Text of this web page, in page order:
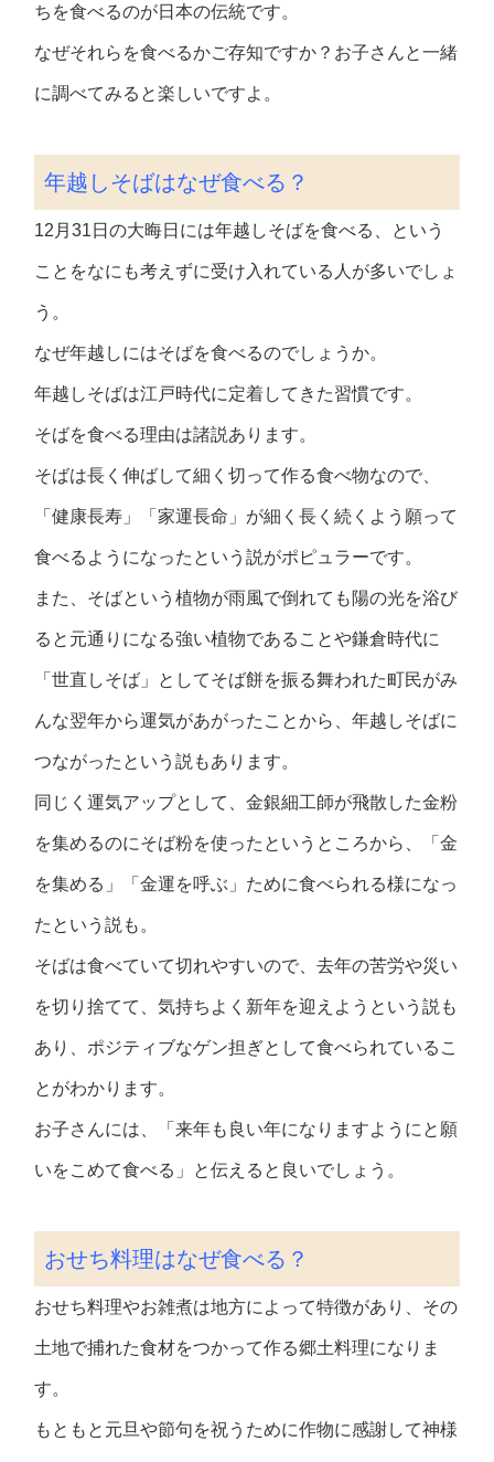
ちを食べるのが日本の伝統です。
なぜそれらを食べるかご存知ですか？お子さんと一緒
に調べてみると楽しいですよ。
年越しそばはなぜ食べる？
12月31日の大晦日には年越しそばを食べる、という
ことをなにも考えずに受け入れている人が多いでしょ
う。
なぜ年越しにはそばを食べるのでしょうか。
年越しそばは江戸時代に定着してきた習慣です。
そばを食べる理由は諸説あります。
そばは長く伸ばして細く切って作る食べ物なので、
「健康長寿」「家運長命」が細く長く続くよう願って
食べるようになったという説がポピュラーです。
また、そばという植物が雨風で倒れても陽の光を浴び
ると元通りになる強い植物であることや鎌倉時代に
「世直しそば」としてそば餅を振る舞われた町民がみ
んな翌年から運気があがったことから、年越しそばに
つながったという説もあります。
同じく運気アップとして、金銀細工師が飛散した金粉
を集めるのにそば粉を使ったというところから、「金
を集める」「金運を呼ぶ」ために食べられる様になっ
たという説も。
そばは食べていて切れやすいので、去年の苦労や災い
を切り捨てて、気持ちよく新年を迎えようという説も
あり、ポジティブなゲン担ぎとして食べられているこ
とがわかります。
お子さんには、「来年も良い年になりますようにと願
いをこめて食べる」と伝えると良いでしょう。
おせち料理はなぜ食べる？
おせち料理やお雑煮は地方によって特徴があり、その
土地で捕れた食材をつかって作る郷土料理になりま
す。
もともと元旦や節句を祝うために作物に感謝して神様